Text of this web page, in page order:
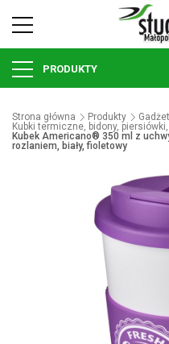
PRODUKTY
Strona główna Produkty
Kubki termiczne, bidony,
Kubek Americano® 350 ml z
rozlaniem, biały, fioletowy